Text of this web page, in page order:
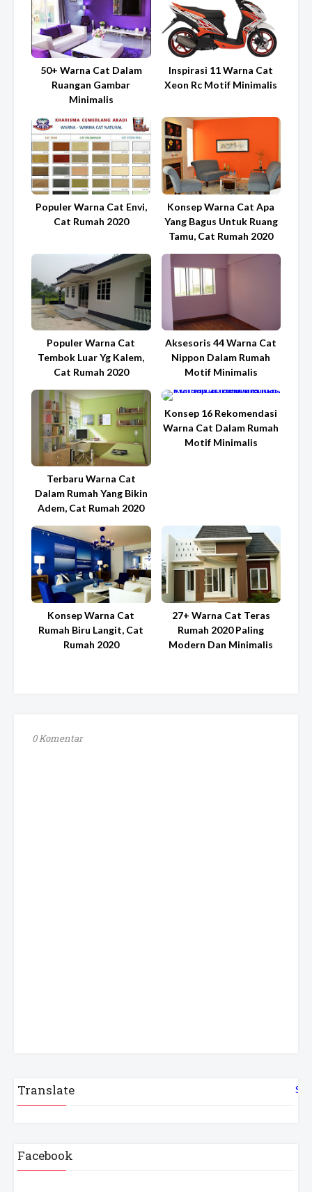
50+ Warna Cat Dalam
Ruangan Gambar
Minimalis
Inspirasi 11 Warna Cat
Xeon Rc Motif Minimalis
Populer Warna Cat Envi,
Cat Rumah 2020
Konsep Warna Cat Apa
Yang Bagus Untuk Ruang
Tamu, Cat Rumah 2020
Populer Warna Cat
Tembok Luar Yg Kalem,
Cat Rumah 2020
Aksesoris 44 Warna Cat
Nippon Dalam Rumah
Motif Minimalis
Terbaru Warna Cat
Dalam Rumah Yang Bikin
Adem, Cat Rumah 2020
Konsep 16 Rekomendasi
Warna Cat Dalam Rumah
Motif Minimalis
Konsep Warna Cat
Rumah Biru Langit, Cat
Rumah 2020
27+ Warna Cat Teras
Rumah 2020 Paling
Modern Dan Minimalis
0 Komentar
Translate
Facebook